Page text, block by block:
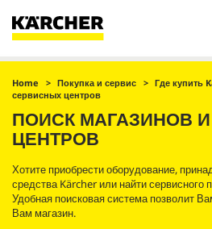
Корзина
Home Покупка и сервис Где купить
сервисных центров
ПОИСК МАГАЗИНОВ
ЦЕНТРОВ
Хотите приобрести оборудование,
средства Kärcher или найти сервисного
Удобная поисковая система позволит
Вам магазин.